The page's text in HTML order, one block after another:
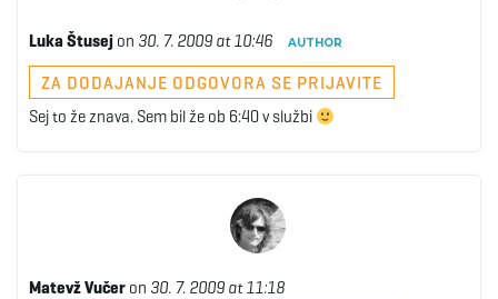
Luka Štusej on 30. 7. 2009 at 10:46 AUTHOR
ZA DODAJANJE ODGOVORA SE PRIJAVITE
Sej to že znava. Sem bil že ob 6:40 v službi
Matevž Vučer on 30. 7. 2009 at 11:18